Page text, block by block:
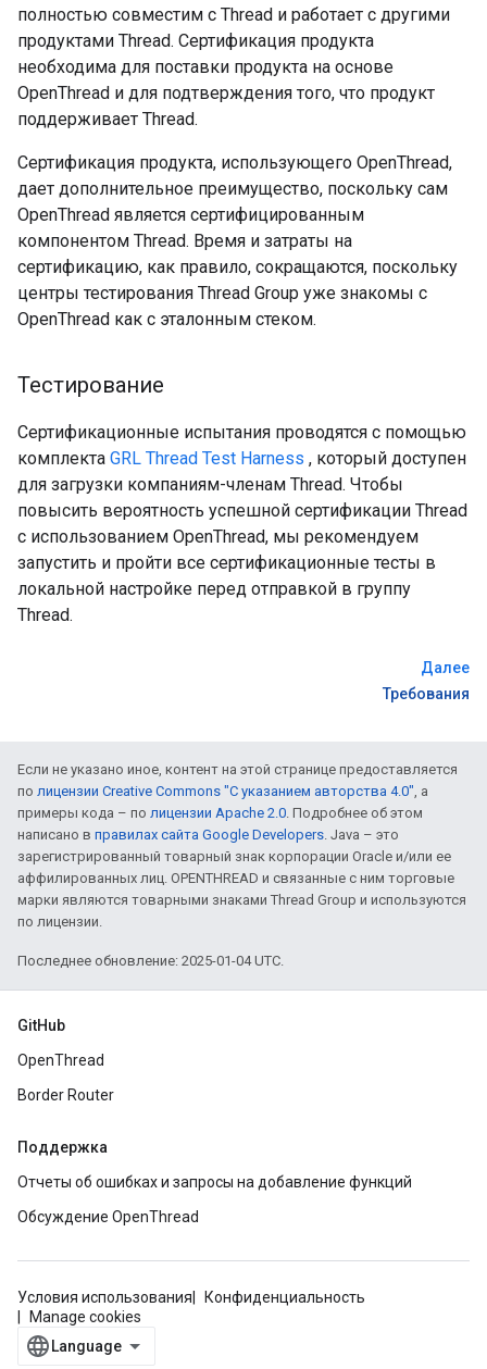
полностью совместим с Thread и работает с другими
продуктами Thread. Сертификация продукта
необходима для поставки продукта на основе
OpenThread и для подтверждения того, что продукт
поддерживает Thread.
Сертификация продукта, использующего OpenThread,
дает дополнительное преимущество, поскольку сам
OpenThread является сертифицированным
компонентом Thread. Время и затраты на
сертификацию, как правило, сокращаются, поскольку
центры тестирования Thread Group уже знакомы с
OpenThread как с эталонным стеком.
Тестирование
Сертификационные испытания проводятся с помощью
комплекта GRL Thread Test Harness , который доступен
для загрузки компаниям-членам Thread. Чтобы
повысить вероятность успешной сертификации Thread
с использованием OpenThread, мы рекомендуем
запустить и пройти все сертификационные тесты в
локальной настройке перед отправкой в ​​группу
Thread.
Далее
Требования
Если не указано иное, контент на этой странице предоставляется
по лицензии Creative Commons "С указанием авторства 4.0", а
примеры кода – по лицензии Apache 2.0. Подробнее об этом
написано в правилах сайта Google Developers. Java – это
зарегистрированный товарный знак корпорации Oracle и/или ее
аффилированных лиц. OPENTHREAD и связанные с ним торговые
марки являются товарными знаками Thread Group и используются
по лицензии.
Последнее обновление: 2025-01-04 UTC.
GitHub
OpenThread
Border Router
Поддержка
Отчеты об ошибках и запросы на добавление функций
Обсуждение OpenThread
Условия использования
Конфиденциальность
Manage cookies